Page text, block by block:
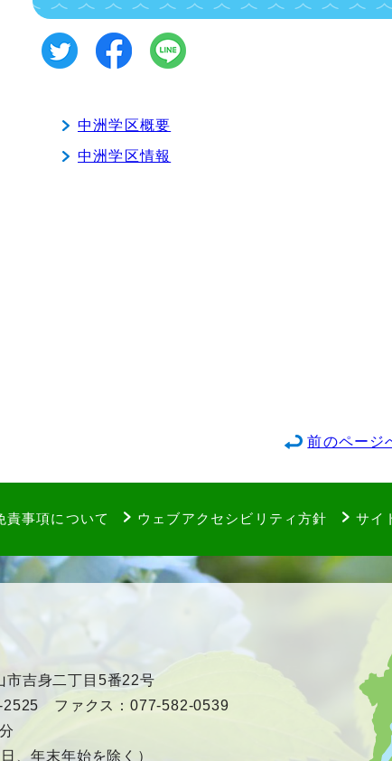
中洲学区概要
中洲学区情報
前のページ
責事項について ウェブアクセシビリティ方針 サイ
吉身二丁目5番22号
2525 ファクス：077-582-0539
、年末年始を除く）